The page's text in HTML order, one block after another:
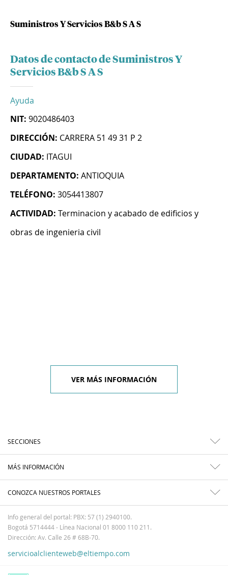
Suministros Y Servicios B&b S A S
Datos de contacto de Suministros Y
Servicios B&b S A S
Ayuda
NIT: 9020486403
DIRECCIÓN: CARRERA 51 49 31 P 2
CIUDAD: ITAGUI
DEPARTAMENTO: ANTIOQUIA
TELÉFONO: 3054413807
ACTIVIDAD: Terminacion y acabado de edificios y
obras de ingenieria civil
VER MÁS INFORMACIÓN
SECCIONES
MÁS INFORMACIÓN
CONOZCA NUESTROS PORTALES
Info general del portal: PBX: 57 (1) 2940100.
Bogotá 5714444 - Línea Nacional 01 8000 110 211.
Dirección: Av. Calle 26 # 68B-70.
servicioalclienteweb@eltiempo.com